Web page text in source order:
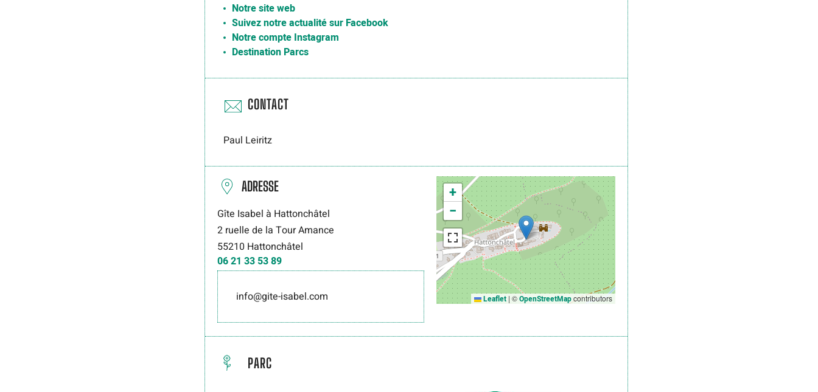
Notre site web
Suivez notre actualité sur Facebook
Notre compte Instagram
Destination Parcs
CONTACT
Paul Leiritz
ADRESSE
Gîte Isabel à Hattonchâtel
2 ruelle de la Tour Amance
55210 Hattonchâtel
06 21 33 53 89
info@gite-isabel.com
+
−
Leaflet | ©OpenStreetMapcontributors
PARC